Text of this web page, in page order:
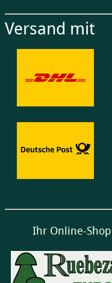
Versand mit
Ihr Online-Shop